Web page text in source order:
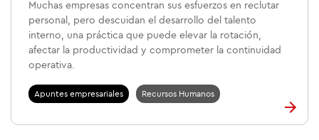
Muchas empresas concentran sus esfuerzos en reclutar
personal, pero descuidan el desarrollo del talento
interno, una práctica que puede elevar la rotación,
afectar la productividad y comprometer la continuidad
operativa.
Apuntes empresariales Recursos Humanos